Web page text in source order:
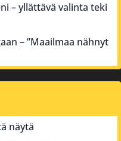
– yllättävä valinta teki
– ”Maailmaa nähnyt
näytä